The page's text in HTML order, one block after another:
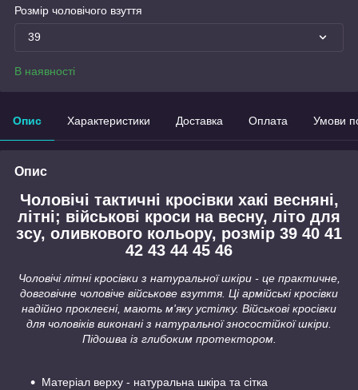
Розмір чоловічого взуття
39
В наявності
Опис Характеристики Доставка Оплата Умови
Опис
Чоловічі тактичні кросівки хакі весняні,
літні; військові кроси на весну, літо для
зсу, оливкового кольору, розмір 39 40 41
42 43 44 45 46
Чоловічі літні кросівки з натуральної шкіри - це практичне,
довговічне чоловіче військове взуття. Ці армійські кросівки
надійно проклеєні, мають м'яку устілку. Військові кросівки
для чоловіків виконані з натуральної зносостійкої шкіри.
Підошва із глибоким протектором.
Матеріал верху - натуральна шкіра та сітка